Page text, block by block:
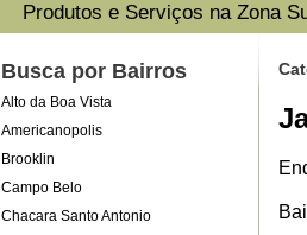
Produtos e Serviços na Zona
Busca por Bairros
Alto da Boa Vista
Americanopolis
Brooklin
Campo Belo
Chacara Santo Antonio